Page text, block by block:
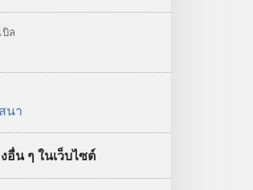
ล
นา
งอื่น ๆ ในเว็บไซต์